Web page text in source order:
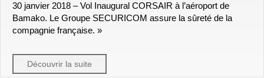
30 janvier 2018 – Vol Inaugural CORSAIR à l’aéroport de
Bamako. Le Groupe SECURICOM assure la sûreté de la
compagnie française. »
Découvrir la suite